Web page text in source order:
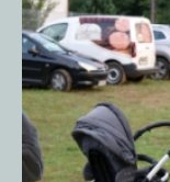
Piknik